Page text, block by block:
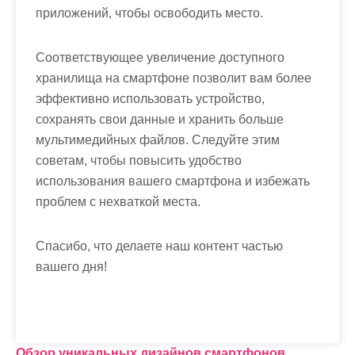
приложений, чтобы освободить место.
Соответствующее увеличение доступного
хранилища на смартфоне позволит вам более
эффективно использовать устройство,
сохранять свои данные и хранить больше
мультимедийных файлов. Следуйте этим
советам, чтобы повысить удобство
использования вашего смартфона и избежать
проблем с нехваткой места.
Спасибо, что делаете наш контент частью
вашего дня!